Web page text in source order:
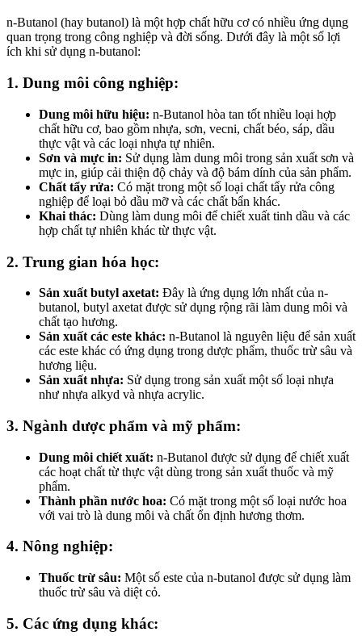
n-Butanol (hay butanol) là một hợp chất hữu cơ có nhiều ứng dụng
quan trọng trong công nghiệp và đời sống. Dưới đây là một số lợi
ích khi sử dụng n-butanol:
1. Dung môi công nghiệp:
Dung môi hữu hiệu: n-Butanol hòa tan tốt nhiều loại hợp
chất hữu cơ, bao gồm nhựa, sơn, vecni, chất béo, sáp, dầu
thực vật và các loại nhựa tự nhiên.
Sơn và mực in: Sử dụng làm dung môi trong sản xuất sơn và
mực in, giúp cải thiện độ chảy và độ bám dính của sản phẩm.
Chất tẩy rửa: Có mặt trong một số loại chất tẩy rửa công
nghiệp để loại bỏ dầu mỡ và các chất bẩn khác.
Khai thác: Dùng làm dung môi để chiết xuất tinh dầu và các
hợp chất tự nhiên khác từ thực vật.
2. Trung gian hóa học:
Sản xuất butyl axetat: Đây là ứng dụng lớn nhất của n-
butanol, butyl axetat được sử dụng rộng rãi làm dung môi và
chất tạo hương.
Sản xuất các este khác: n-Butanol là nguyên liệu để sản xuất
các este khác có ứng dụng trong dược phẩm, thuốc trừ sâu và
hương liệu.
Sản xuất nhựa: Sử dụng trong sản xuất một số loại nhựa
như nhựa alkyd và nhựa acrylic.
3. Ngành dược phẩm và mỹ phẩm:
Dung môi chiết xuất: n-Butanol được sử dụng để chiết xuất
các hoạt chất từ thực vật dùng trong sản xuất thuốc và mỹ
phẩm.
Thành phần nước hoa: Có mặt trong một số loại nước hoa
với vai trò là dung môi và chất ổn định hương thơm.
4. Nông nghiệp:
Thuốc trừ sâu: Một số este của n-butanol được sử dụng làm
thuốc trừ sâu và diệt cỏ.
5. Các ứng dụng khác: